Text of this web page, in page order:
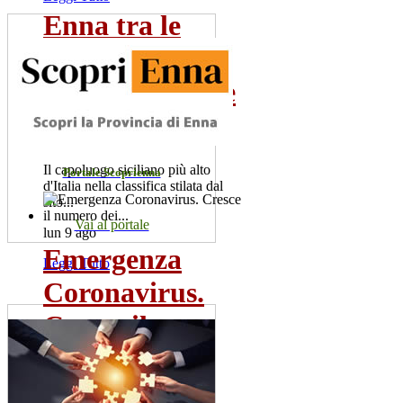
Enna tra le
città d'Italia
poco conosciute
da...
Il capoluogo siciliano più alto
d'Italia nella classifica stilata dal
sito...
lun 9 ago
Leggi Tutto
Emergenza
Coronavirus.
Cresce il
numero dei...
Portale Scoprienna
Vai al portale